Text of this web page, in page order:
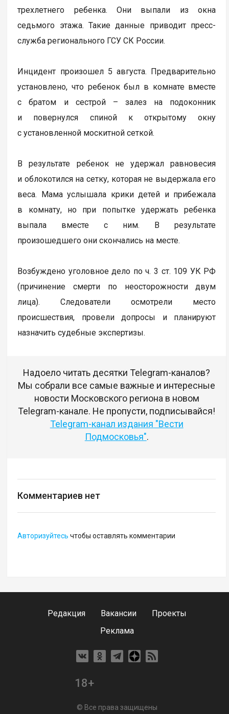
трехлетнего ребенка. Они выпали из окна
седьмого этажа. Такие данные приводит пресс-
служба регионального ГСУ СК России.
Инцидент произошел 5 августа. Предварительно
установлено, что ребенок был в комнате вместе
с братом и сестрой – залез на подоконник
и повернулся спиной к открытому окну
с установленной москитной сеткой.
В результате ребенок не удержал равновесия
и облокотился на сетку, которая не выдержала его
веса. Мама услышала крики детей и прибежала
в комнату, но при попытке удержать ребенка
выпала вместе с ним. В результате
произошедшего они скончались на месте.
Возбуждено уголовное дело по ч. 3 ст. 109 УК РФ
(причинение смерти по неосторожности двум
лица). Следователи осмотрели место
происшествия, провели допросы и планируют
назначить судебные экспертизы.
Надоело читать десятки Telegram-каналов?
Мы собрали все самые важные и интересные
новости Московского региона в новом
Telegram-канале. Не пропусти, подписывайся!
Telegram-канал издания "Вести
Подмосковья".
Комментариев нет
Авторизуйтесь чтобы оставлять комментарии
Редакция Вакансии
Проекты
Реклама
18+
© Все права защищены